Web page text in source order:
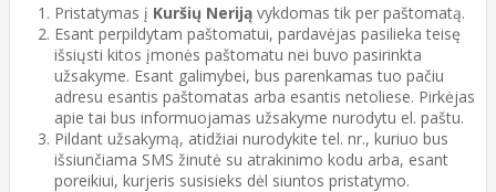
Pristatymas į Kuršių Neriją vykdomas tik per paštomatą.
Esant perpildytam paštomatui, pardavėjas pasilieka teisę
išsiųsti kitos įmonės paštomatu nei buvo pasirinkta
užsakyme. Esant galimybei, bus parenkamas tuo pačiu
adresu esantis paštomatas arba esantis netoliese. Pirkėjas
apie tai bus informuojamas užsakyme nurodytu el. paštu.
Pildant užsakymą, atidžiai nurodykite tel. nr., kuriuo bus
išsiunčiama SMS žinutė su atrakinimo kodu arba, esant
poreikiui, kurjeris susisieks dėl siuntos pristatymo.